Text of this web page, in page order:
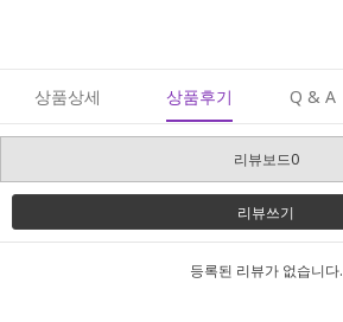
상품상세 상품후기 Q & A
리뷰보드0
리뷰쓰기
등록된 리뷰가 없습니다.